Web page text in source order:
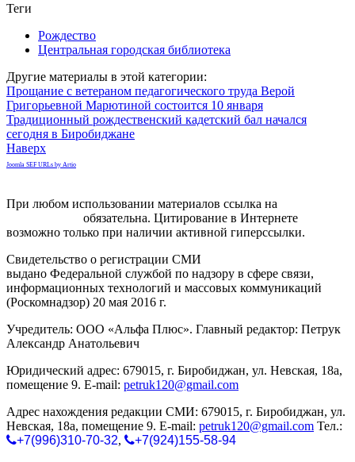
Теги
Рождество
Центральная городская библиотека
Другие материалы в этой категории:
Прощание с ветераном педагогического труда Верой
Григорьевной Марютиной состоится 10 января
Традиционный рождественский кадетский бал начался
сегодня в Биробиджане
Наверх
Joomla SEF URLs by Artio
При любом использовании материалов ссылка на
обязательна. Цитирование в Интернете
возможно только при наличии активной гиперссылки.
Свидетельство о регистрации СМИ
выдано Федеральной службой по надзору в сфере связи,
информационных технологий и массовых коммуникаций
(Роскомнадзор) 20 мая 2016 г.
Учредитель: ООО «Альфа Плюс». Главный редактор: Петрук
Александр Анатольевич
Юридический адрес: 679015, г. Биробиджан, ул. Невская, 18а,
помещение 9. E-mail: petruk120@gmail.com
Адрес нахождения редакции СМИ: 679015, г. Биробиджан, ул.
Невская, 18а, помещение 9. E-mail: petruk120@gmail.com Тел.:
+7(996)310-70-32,
+7(924)155-58-94